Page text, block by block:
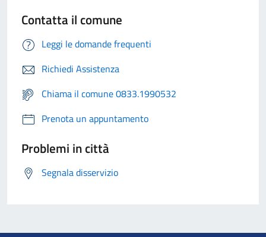
Contatta il comune
Leggi le domande frequenti
Richiedi Assistenza
Chiama il comune 0833.1990532
Prenota un appuntamento
Problemi in città
Segnala disservizio